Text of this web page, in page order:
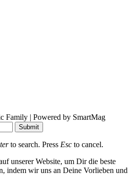
Family | Powered by SmartMag
Submit
to search. Press Esc to cancel.
unserer Website, um Dir die beste
indem wir uns an Deine Vorlieben und